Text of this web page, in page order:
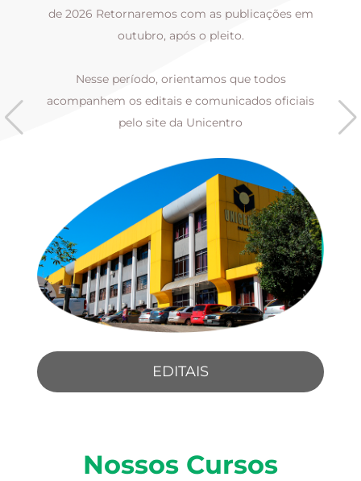
de 2026 Retornaremos com as publicações em
outubro, após o pleito.
Nesse período, orientamos que todos
acompanhem os editais e comunicados oficiais
pelo site da Unicentro
EDITAIS
Nossos Cursos